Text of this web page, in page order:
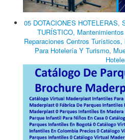
05 DOTACIONES HOTELERAS,
TURÍSTICO,
Reparaciones Centros
Para Hotelería Y Turismo,